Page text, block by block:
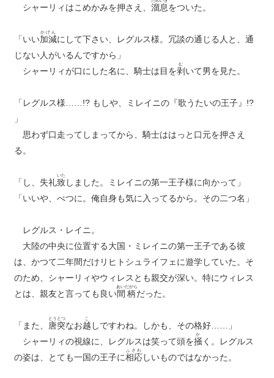
シャーリィはこめかみを押さえ、 溜息をついた。
「いい加減
かげん
にして下さい、レグルス様。冗談の通じる人と、通
じない人がいるんですから」
シャーリィが口にした名に、騎士は目を剥
む
いて男を見た。
「レグルス様……!? もしや、ミレイニの『歌うたいの王子』!?
」
思わず口走ってしまってから、騎士ははっと口元を押さえ
る。
「し、失礼致
いた
しました。ミレイニの第一王子様に向かって」
「いいや、べつに。俺自身も気に入ってるから。その二つ名」
レグルス・レイニ。
大陸の中央に位置する大国・ミレイニの第一王子である彼
は、かつて二年間だけリヒトシュライフェに遊学していた。そ
のため、シャーリィやウィレスとも親交が深い。特にウィレス
とは、親友と言っても良い間柄
あいだがら
だった。
「また、 唐突
とうとつ
なお越
こ
しですわね。しかも、その格好……」
シャーリィの視線に、レグルスは笑って頭を掻
か
く。レグルス
の姿は、とても一国の王子に相応
ふさわ
しいものではなかった。